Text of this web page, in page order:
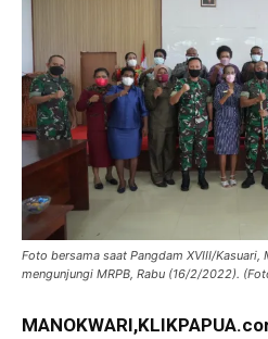
Foto bersama saat Pangdam XVIII/Kasuari,
mengunjungi MRPB, Rabu (16/2/2022).
MANOKWARI